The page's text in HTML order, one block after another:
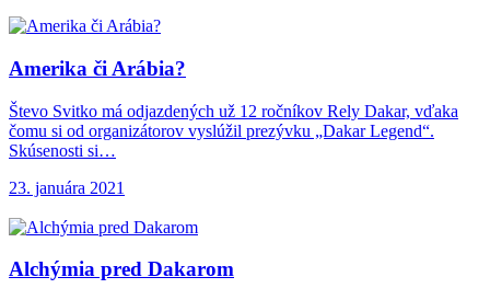
Amerika či Arábia?
Števo Svitko má odjazdených už 12 ročníkov Rely Dakar, vďaka
čomu si od organizátorov vyslúžil prezývku „Dakar Legend“.
Skúsenosti si…
23. januára 2021
Alchýmia pred Dakarom